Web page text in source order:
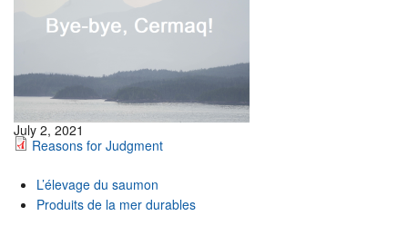
Passez à l'action
July 2, 2021
Reasons for Judgment
L’élevage du saumon
Produits de la mer durables